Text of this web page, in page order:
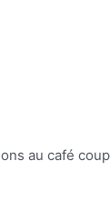
au café